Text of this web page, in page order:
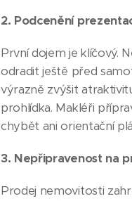
2. Podcenění
První dojem je klíčový.
odradit ještě před
výrazně zvýšit
prohlídka. Makléři
chybět ani orientační
3. Nepřipravenost na
Prodej nemovitosti